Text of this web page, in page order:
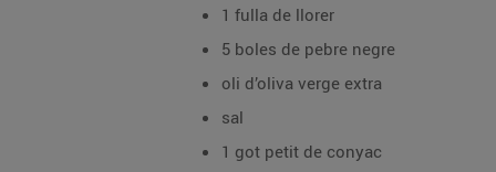
1 fulla de llorer
5 boles de pebre negre
oli d’oliva verge extra
sal
1 got petit de conyac